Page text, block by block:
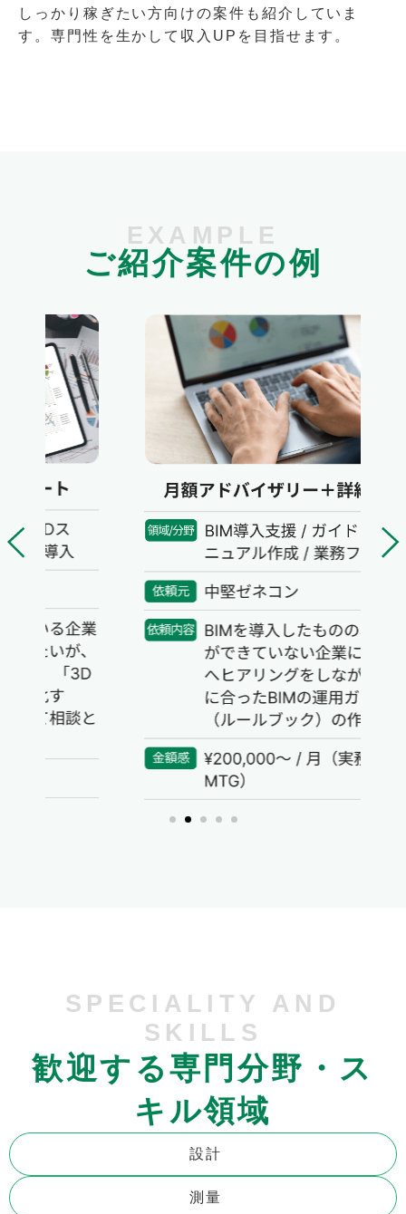
しっかり稼ぎたい方向けの案件も紹介していま
す。専門性を生かして収入UPを目指せます。
EXAMPLE
ご紹介案件の例
SPECIALITY AND
SKILLS
歓迎する専門分野・ス
キル領域
設計
測量